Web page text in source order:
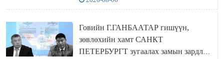
Говийн Г.ГАНБААТАР гишүүн,
зөвлөхийн хамт САНКТ
ПЕТЕРБУРГТ зугаалах замын зардлаа